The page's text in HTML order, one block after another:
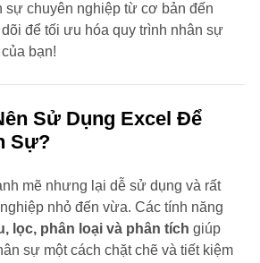
sự chuyên nghiệp từ cơ bản đến
để tối ưu hóa quy trình nhân sự
bạn!
Sử Dụng Excel Để
Sự?
mẽ nhưng lại dễ sử dụng và rất
nhỏ đến vừa. Các tính năng
lọc, phân loại và phân tích giúp
sự một cách chặt chẽ và tiết kiệm